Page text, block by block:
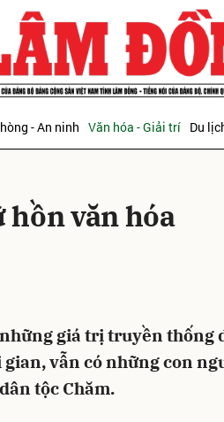
- An ninh Văn hóa - Giải trí Du
hồn văn hóa
giá trị truyền thống
vẫn có những con
tộc Chăm.